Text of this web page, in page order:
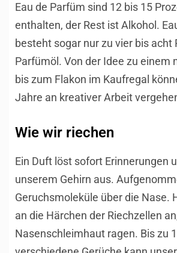
Eau de Parfüm sind 12 bis 15
enthalten, der Rest ist Alkohol.
besteht sogar nur zu vier bis acht
Parfümöl. Von der Idee zu einem
bis zum Flakon im Kaufregal
Jahre an kreativer Arbeit
Wie wir riechen
Ein Duft löst sofort Erinnerungen
unserem Gehirn aus.
Geruchsmoleküle über die Nase.
an die Härchen der Riechzellen
Nasenschleimhaut ragen. Bis zu